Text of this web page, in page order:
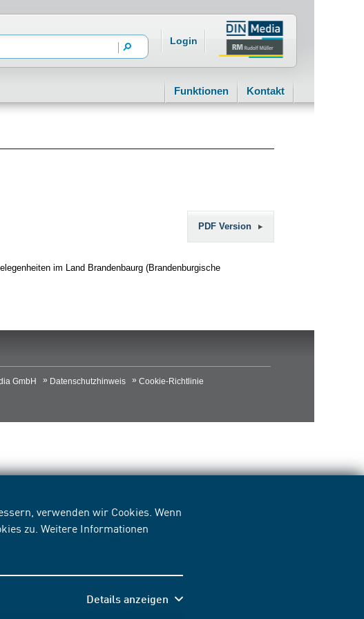
verwenden wir Cookies. Wenn
zu. Weitere Informationen
Details anzeigen
Login
Funktionen Kontakt
PDF Version
im Land Brandenbaurg (Brandenburgische
GmbH Datenschutzhinweis
Cookie-Richtlinie